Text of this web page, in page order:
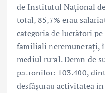
de Institutul Național
total, 85,7% erau
categoria de lucrători
familiali neremunerați,
mediul rural. Demn de
patronilor: 103.400,
desfășurau activitatea